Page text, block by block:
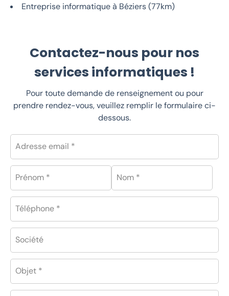
Entreprise informatique à Béziers (77km)
Contactez-nous pour nos
services informatiques !
Pour toute demande de renseignement ou pour
prendre rendez-vous, veuillez remplir le formulaire ci-
dessous.
Adresse email *
Prénom * Nom *
Téléphone *
Société
Objet *